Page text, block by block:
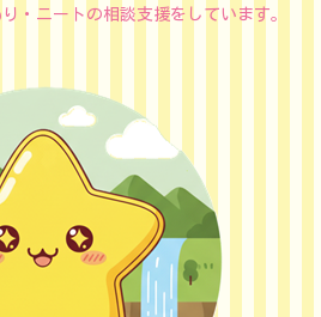
・ニートの相談支援をしています。